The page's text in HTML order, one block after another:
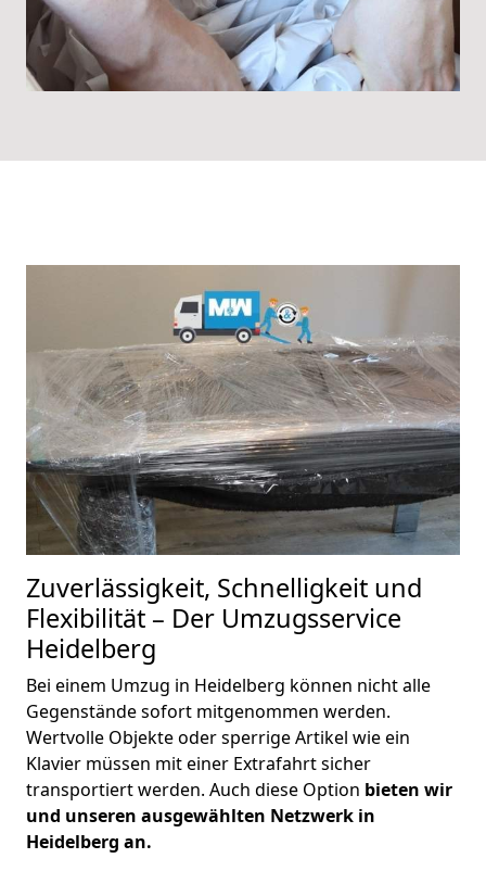
Zuverlässigkeit, Schnelligkeit und
Flexibilität – Der Umzugsservice
Heidelberg
Bei einem Umzug in Heidelberg können nicht alle
Gegenstände sofort mitgenommen werden.
Wertvolle Objekte oder sperrige Artikel wie ein
Klavier müssen mit einer Extrafahrt sicher
transportiert werden. Auch diese Option bieten wir
und unseren ausgewählten Netzwerk in
Heidelberg an.